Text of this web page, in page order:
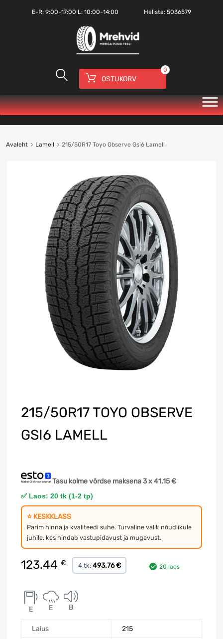
E-R: 9:00-17:00 L: 10:00-14:00 Helista:5036579
OSTUKORV
0
Avaleht Lamell 215/50R17 Toyo Observe Gsi6 Lamell
215/50R17 TOYO OBSERVE
GSI6 LAMELL
Tasu kolme võrdse maksena 3 x41.15€
✅ Laos: 20 tk (1-2 tp)
⭐ KESKKLASS
Parim hinna ja kvaliteedi suhe. Turvaline valik nõudlikule
juhile, kes hindab vastupidavust ja mugavust.
123.44 € 4 tk: 493.76 € 20 laos
E E B
Laius 215